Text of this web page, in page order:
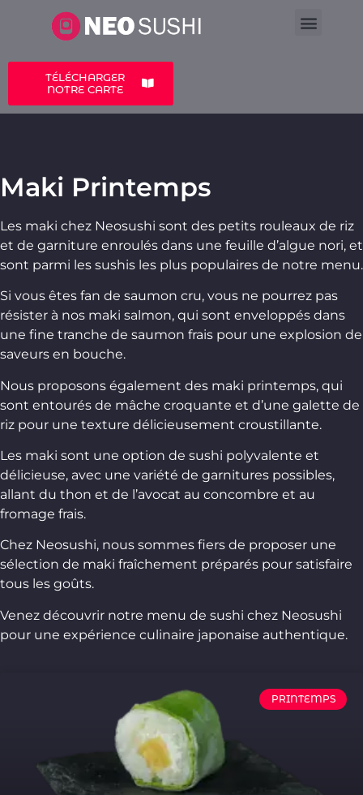
TÉLÉCHARGER
NOTRE CARTE
Maki Printemps
Les maki chez Neosushi sont des petits rouleaux de riz
et de garniture enroulés dans une feuille d’algue nori, et
sont parmi les sushis les plus populaires de notre menu.
Si vous êtes fan de saumon cru, vous ne pourrez pas
résister à nos maki salmon, qui sont enveloppés dans
une fine tranche de saumon frais pour une explosion de
saveurs en bouche.
Nous proposons également des maki printemps, qui
sont entourés de mâche croquante et d’une galette de
riz pour une texture délicieusement croustillante.
Les maki sont une option de sushi polyvalente et
délicieuse, avec une variété de garnitures possibles,
allant du thon et de l’avocat au concombre et au
fromage frais.
Chez Neosushi, nous sommes fiers de proposer une
sélection de maki fraîchement préparés pour satisfaire
tous les goûts.
Venez découvrir notre menu de sushi chez Neosushi
pour une expérience culinaire japonaise authentique.
PRINTEMPS